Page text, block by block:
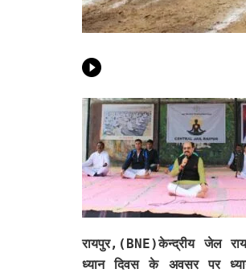
रायपुर,(BNE)केन्द्रीय जेल
ध्यान दिवस के अवसर पर